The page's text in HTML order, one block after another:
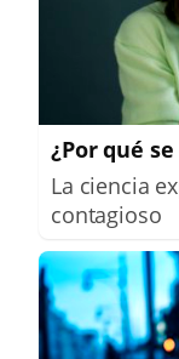
¿Por qué
La ciencia
contagioso